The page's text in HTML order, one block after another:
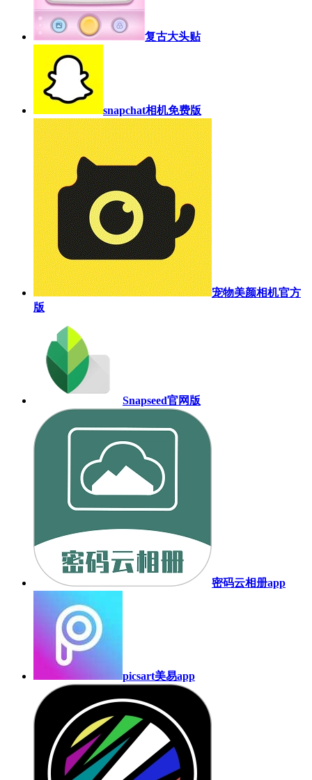
复古大头贴
snapchat相机免费版
宠物美颜相机官方
版
Snapseed官网版
密码云相册app
picsart美易app